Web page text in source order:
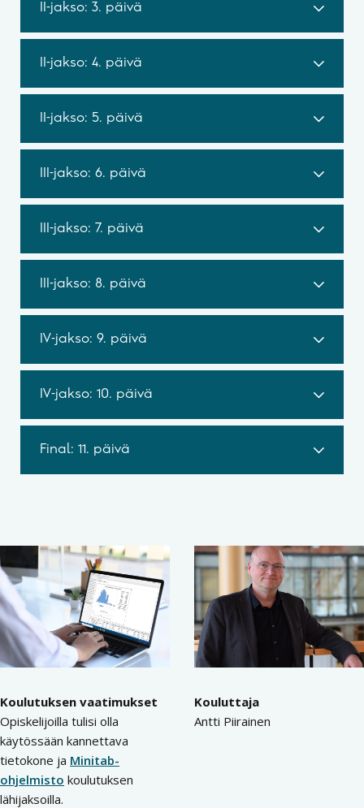
II-jakso: 3. päivä
II-jakso: 4. päivä
II-jakso: 5. päivä
III-jakso: 6. päivä
III-jakso: 7. päivä
III-jakso: 8. päivä
IV-jakso: 9. päivä
IV-jakso: 10. päivä
Final: 11. päivä
Koulutuksen vaatimukset
Opiskelijoilla tulisi olla
käytössään kannettava
tietokone ja Minitab-
ohjelmisto koulutuksen
lähijaksoilla.
Kouluttaja
Antti Piirainen